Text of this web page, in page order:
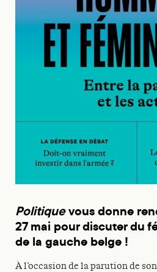
Politiquevous donne
27 mai pour discuter du
de la gauche belge !
À l’occasion de la parution de